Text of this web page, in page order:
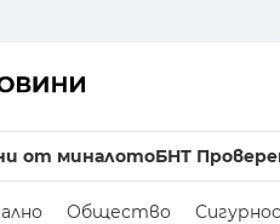
от миналотоБНТ
Общество